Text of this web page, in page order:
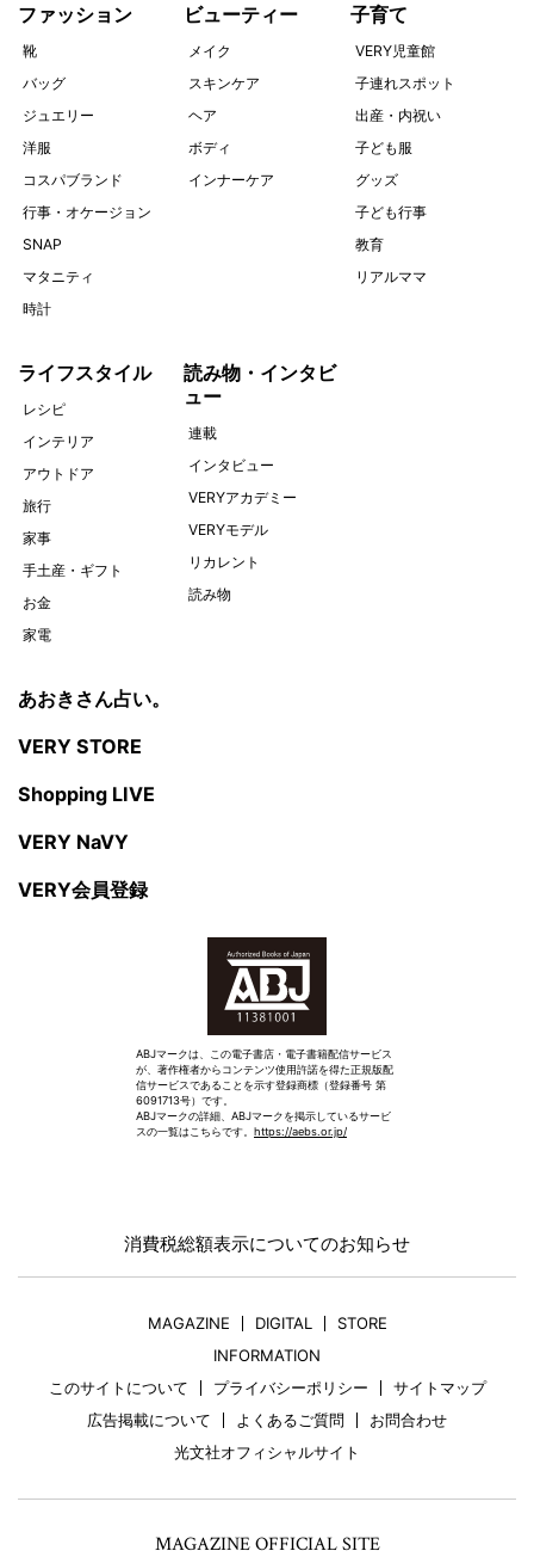
ファッション
靴
バッグ
ジュエリー
洋服
コスパブランド
行事・オケージョン
SNAP
マタニティ
時計
ビューティー
メイク
スキンケア
ヘア
ボディ
インナーケア
子育て
VERY児童館
子連れスポット
出産・内祝い
子ども服
グッズ
子ども行事
教育
リアルママ
ライフスタイル
レシピ
インテリア
アウトドア
旅行
家事
手土産・ギフト
お金
家電
読み物・インタビ
ュー
連載
インタビュー
VERYアカデミー
VERYモデル
リカレント
読み物
あおきさん占い。
VERY STORE
Shopping LIVE
VERY NaVY
VERY会員登録
ABJマークは、この電子書店・電子書籍配信サービス
が、著作権者からコンテンツ使用許諾を得た正規版配
信サービスであることを示す登録商標（登録番号 第
6091713号）です。
ABJマークの詳細、ABJマークを掲示しているサービ
スの一覧はこちらです。 https://aebs.or.jp/
消費税総額表示についてのお知らせ
MAGAZINE DIGITAL
STORE
INFORMATION
このサイトについて
プライバシーポリシー
サイトマップ
広告掲載について
よくあるご質問
お問合わせ
光文社オフィシャルサイト
MAGAZINE OFFICIAL SITE